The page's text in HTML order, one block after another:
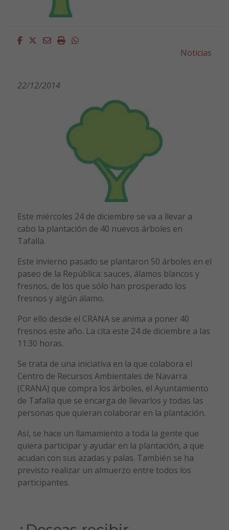
Facebook
Twitter
EmailImprimirWhatsapp
Noticias
22/12/2014
Este miércoles 24 de diciembre se va a llevar a
cabo la plantación de 40 nuevos árboles en
Tafalla.
Este invierno pasado se plantaron 50 árboles en el
paseo de la República: sauces, álamos blancos y
fresnos, de los que sólo han prosperado los
fresnos y algún álamo.
Por ello desde el CRANA se anima a poner 40
fresnos este año. La cita este 24 de diciembre a las
11:30 horas.
Se trata de una iniciativa en la que colabora el
Centro de Recursos Ambientales de Navarra
(CRANA) que compra los árboles, el Ayuntamiento
de Tafalla que se encarga de llevarlos y todas las
personas que quieran colaborar en la plantación.
Así, se hace un llamamiento a toda la gente que
quiera participar y ayudar en la plantación, a que
acudan con sus azadas y palas. También se ha
previsto realizar un almuerzo entre todos los
participantes.